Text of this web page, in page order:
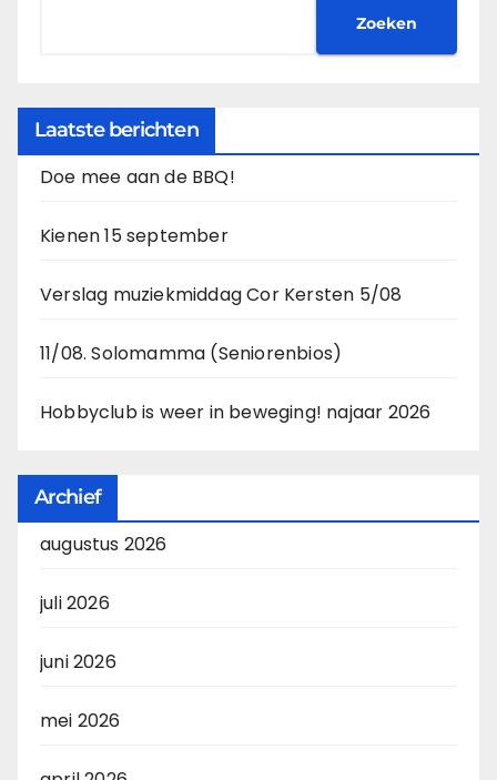
Zoeken
Laatste berichten
Doe mee aan de BBQ!
Kienen 15 september
Verslag muziekmiddag Cor Kersten 5/08
11/08. Solomamma (Seniorenbios)
Hobbyclub is weer in beweging! najaar 2026
Archief
augustus 2026
juli 2026
juni 2026
mei 2026